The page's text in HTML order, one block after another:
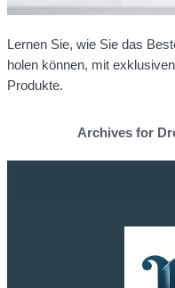
Lernen Sie, wie Sie das
holen können, mit
Produkte.
Archives for